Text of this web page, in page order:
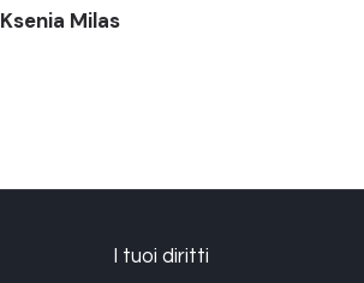
Ksenia Milas
I tuoi diritti